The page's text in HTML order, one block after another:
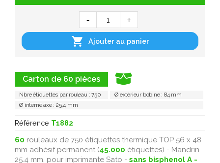
Carton de 60 pièces
Nbre étiquettes par rouleau : 750
Ø extérieur bobine : 84 mm
Ø interne axe : 25,4 mm
Référence T1882
60 rouleaux de 750 étiquettes thermique TOP 56 x 48
mm adhésif permanent (45.000 étiquettes) - Mandrin
25.4 mm, pour imprimante Sato - sans bisphenol A -
 Ajouter au panier